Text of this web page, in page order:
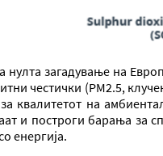
загадување на
честички (PM2.5,
квалитетот на
и построги барања за
енергија.